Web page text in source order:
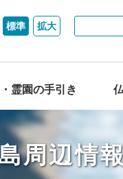
標準 拡大
霊園の手引き
周辺情報